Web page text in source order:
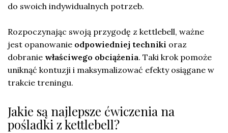
do swoich indywidualnych potrzeb.
Rozpoczynając swoją przygodę z kettlebell, ważne
jest opanowanie odpowiedniej techniki oraz
dobranie właściwego obciążenia. Taki krok pomoże
uniknąć kontuzji i maksymalizować efekty osiągane w
trakcie treningu.
Jakie są najlepsze ćwiczenia na
pośladki z kettlebell?